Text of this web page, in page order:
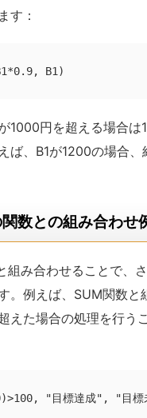
す：
B1)
1000円を超える場合は
ば、B1が1200の場合、
数との組み合わせ
組み合わせることで、
。例えば、SUM関数と
えた場合の処理を行う
"目標達成", "目標